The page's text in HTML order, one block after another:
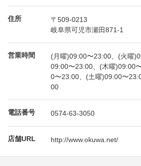
住所
〒509-0213
岐阜県可児市瀬田871-1
営業時間
(月曜)09:00〜23:00、(火曜
09:00〜23:00、(木曜)09:00
0〜23:00、(土曜)09:00〜
00
電話番号 0574-63-3050
店舗URL http://www.okuwa.net/